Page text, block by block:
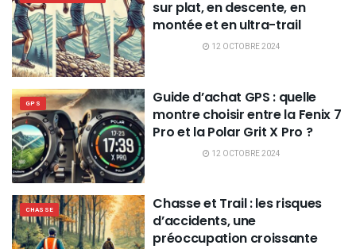
sur plat, en descente, en
montée et en ultra-trail
12 OCTOBRE 2024
GPS
Guide d’achat GPS : quelle
montre choisir entre la Fenix 7
Pro et la Polar Grit X Pro ?
12 OCTOBRE 2024
CHASSE
Chasse et Trail : les risques
d’accidents, une
préoccupation croissante